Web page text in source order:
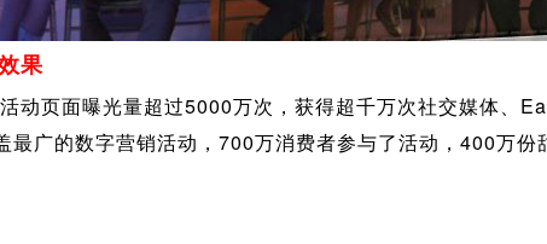
果
页面曝光量超过5000万次，获得超千万次社交媒体、
最广的数字营销活动，700万消费者参与了活动，400万份